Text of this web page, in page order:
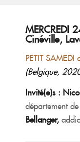
MERCREDI
Cinéville,
PETIT SAMEDI
(Belgique,
Invité(e)s :
département
Bellanger,